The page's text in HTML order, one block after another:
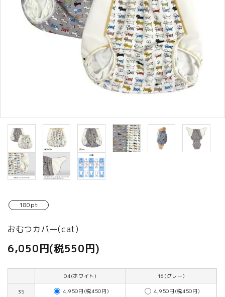
ANGEL KIDS WEARのこだわり
商品カテゴリから選ぶ
meeting_room person
180pt
おむつカバー(cat)
6,050円(税550円)
04(ホワイト) 16(グレー)
3S 4,950円(税450円) 4,950円(税450円)